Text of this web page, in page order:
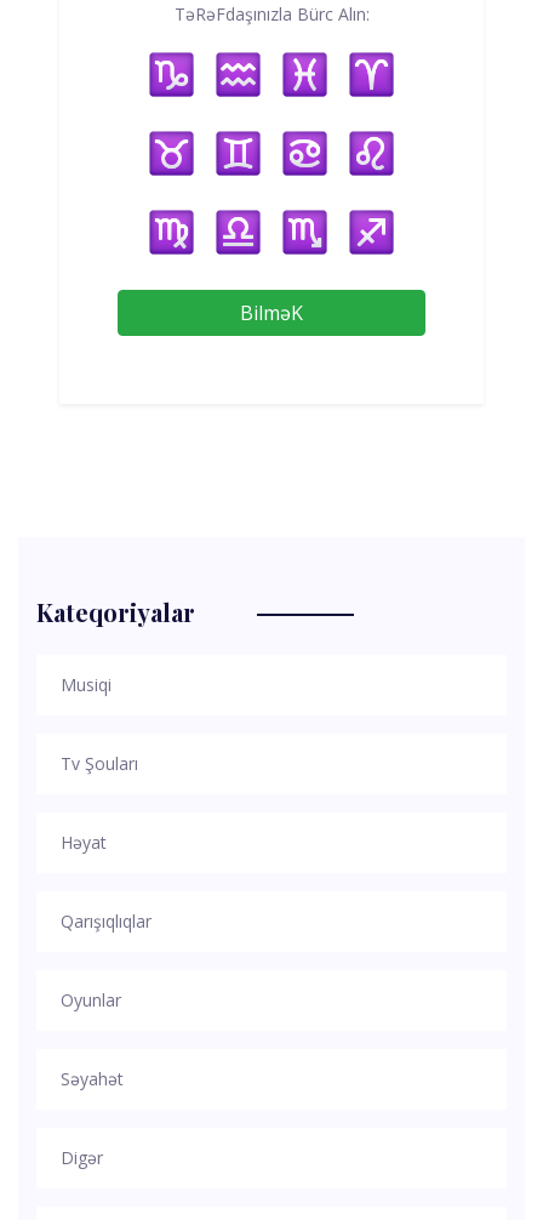
TəRəFdaşınızla Bürc Alın:
BilməK
Kateqoriyalar
Musiqi
Tv Şouları
Həyat
Qarışıqlıqlar
Oyunlar
Səyahət
Digər